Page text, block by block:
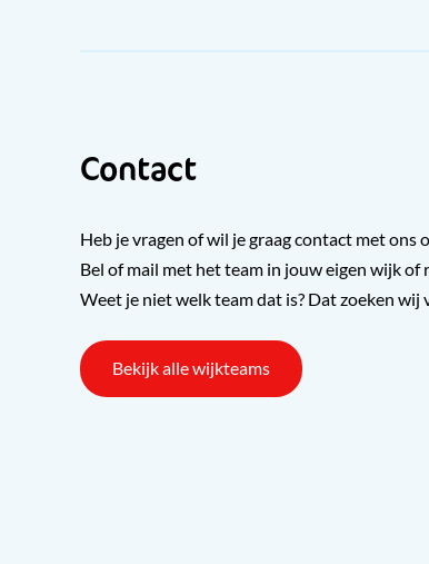
Contact
Heb je vragen of wil je graag contact met ons
Bel of mail met het team in jouw eigen wijk of
Weet je niet welk team dat is? Dat zoeken wij
Bekijk alle wijkteams